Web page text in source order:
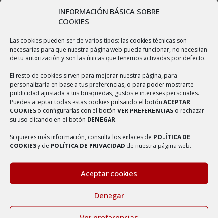
INFORMACIÓN BÁSICA SOBRE
COOKIES
Las cookies pueden ser de varios tipos: las cookies técnicas son
necesarias para que nuestra página web pueda funcionar, no necesitan
de tu autorización y son las únicas que tenemos activadas por defecto.
El resto de cookies sirven para mejorar nuestra página, para
personalizarla en base a tus preferencias, o para poder mostrarte
publicidad ajustada a tus búsquedas, gustos e intereses personales.
Puedes aceptar todas estas cookies pulsando el botón ACEPTAR
COOKIES o configurarlas con el botón VER PREFERENCIAS o rechazar
su uso clicando en el botón DENEGAR.
Si quieres más información, consulta los enlaces de POLÍTICA DE
COOKIESy de POLÍTICA DE PRIVACIDAD de nuestra página web.
Aceptar cookies
Denegar
un área de 61,31 km² con una población de 320 habitantes y una
antigüedades de la España agarena, es la dichosa Villa de Ambel,
perteneciente a la provincia de Zaragoza, en el Antiguo Reino de
Aragón, poseedora de muchas y muy veneradas Reliquias. Perdida
la noticia de su fundación en las más remotísimas edades, hoy solo
nos consta de los primeros siglos de su existencia que era una
población importantísima, dividida en dos por la Cañada, que
desapareció con el tiempo.